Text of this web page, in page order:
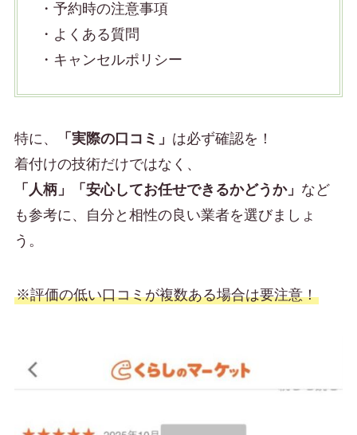
・予約時の注意事項
・よくある質問
・キャンセルポリシー
特に、 「実際の口コミ」 は必ず確認を！
着付けの技術だけではなく、
「人柄」「安心してお任せできるかどうか」 など
も参考に、自分と相性の良い業者を選びましょ
う。
※評価の低い口コミが複数ある場合は要注意！